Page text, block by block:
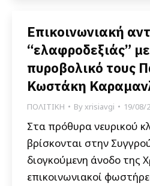
Επικοινωνιακή
“ελαφροδεξιάς”
πυροβολικό τους
Κωστάκη
ΠΟΛΙΤΙΚΗ Byxrisiavgi 19/08/
Στα πρόθυρα νευρικού
βρίσκονται στην
διογκούμενη άνοδο της
επικοινωνιακοί